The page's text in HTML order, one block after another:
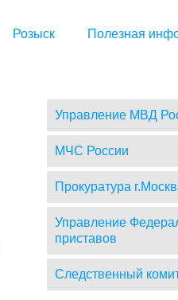
Розыск Полезная
Управление МВД
МЧС России
Прокуратура
Управление
приставов
Следственный